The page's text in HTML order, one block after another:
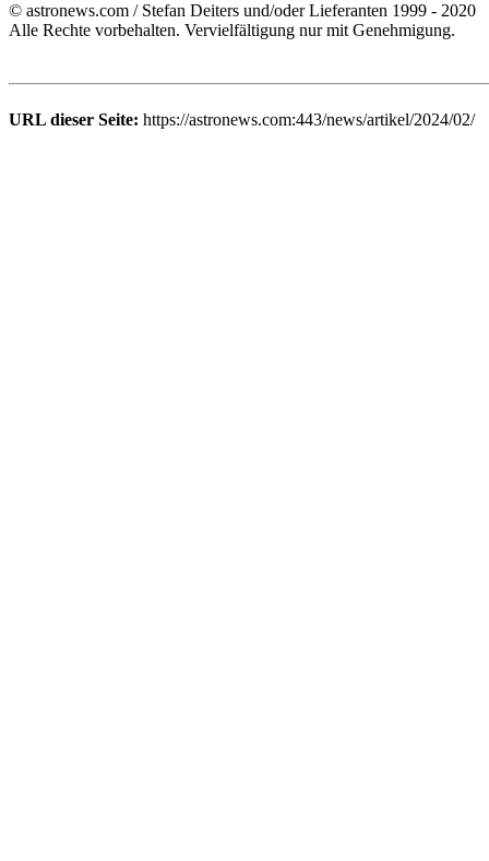
© astronews.com / Stefan Deiters und/oder Lieferanten 1999 - 2020
Alle Rechte vorbehalten. Vervielfältigung nur mit Genehmigung.
URL dieser Seite: https://astronews.com:443/news/artikel/2024/02/